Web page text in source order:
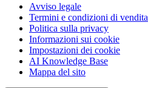
Avviso legale
Termini e condizioni di vendita
Politica sulla privacy
Informazioni sui cookie
Impostazioni dei cookie
AI Knowledge Base
Mappa del sito